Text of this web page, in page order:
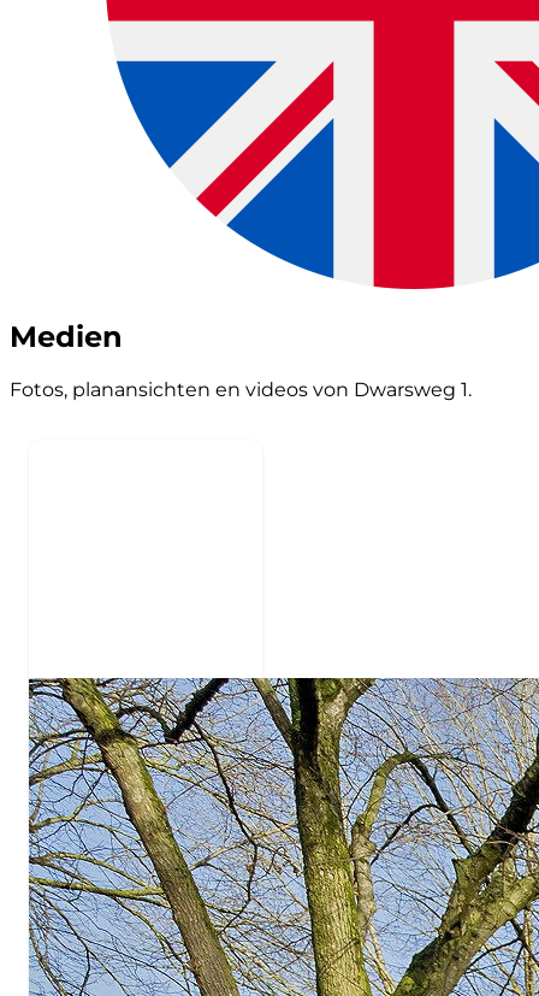
Medien
Fotos, planansichten en videos von Dwarsweg 1.